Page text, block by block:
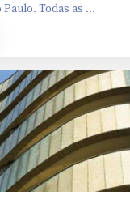
Paulo. Todas as …